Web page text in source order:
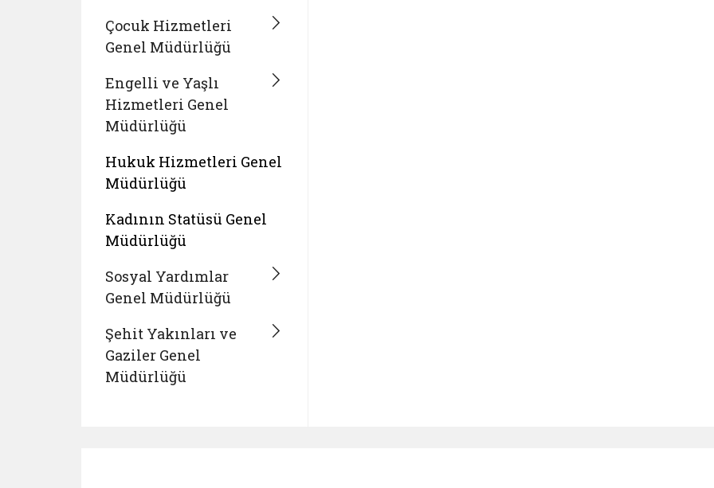
Çocuk Hizmetleri
Genel Müdürlüğü
Engelli ve Yaşlı
Hizmetleri Genel
Müdürlüğü
Hukuk Hizmetleri Genel
Müdürlüğü
Kadının Statüsü Genel
Müdürlüğü
Sosyal Yardımlar
Genel Müdürlüğü
Şehit Yakınları ve
Gaziler Genel
Müdürlüğü